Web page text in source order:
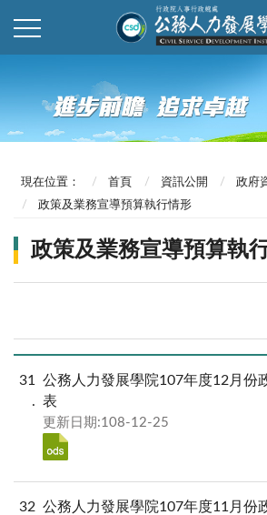
現在位置： 首頁 資訊公開
政府
政策及業務宣導預算執行情形
政策及業務宣導預算執
31
公務人力發展學院107年度12月份
表
更新日期:108-12-25
32 公務人力發展學院107年度11月份